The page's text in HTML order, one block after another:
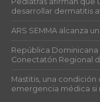
desarrollar dermatitis
ARS SEMMA alcanza
República
Conectatón Regional
Mastitis, una
emergencia médica si